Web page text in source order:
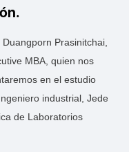
Prasinitchai,
MBA, quien nos
en el estudio
industrial, Jede
de Laboratorios